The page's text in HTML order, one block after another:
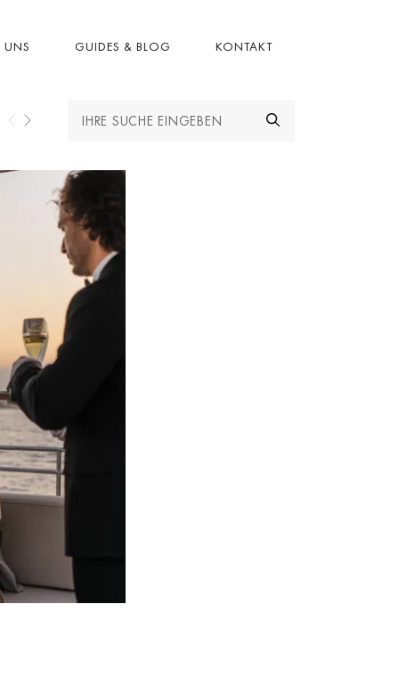
UNS GUIDES & BLOG KONTAKT
BESTE GEGENDEN